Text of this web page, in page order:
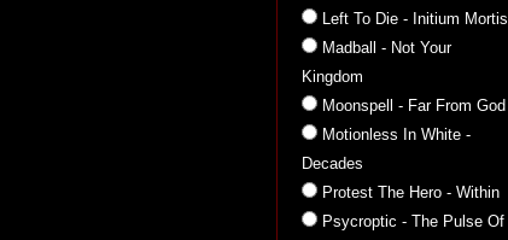
Left To Die - Initium Mortis
Madball - Not Your
Kingdom
Moonspell - Far From God
Motionless In White -
Decades
Protest The Hero - Within
Psycroptic - The Pulse Of